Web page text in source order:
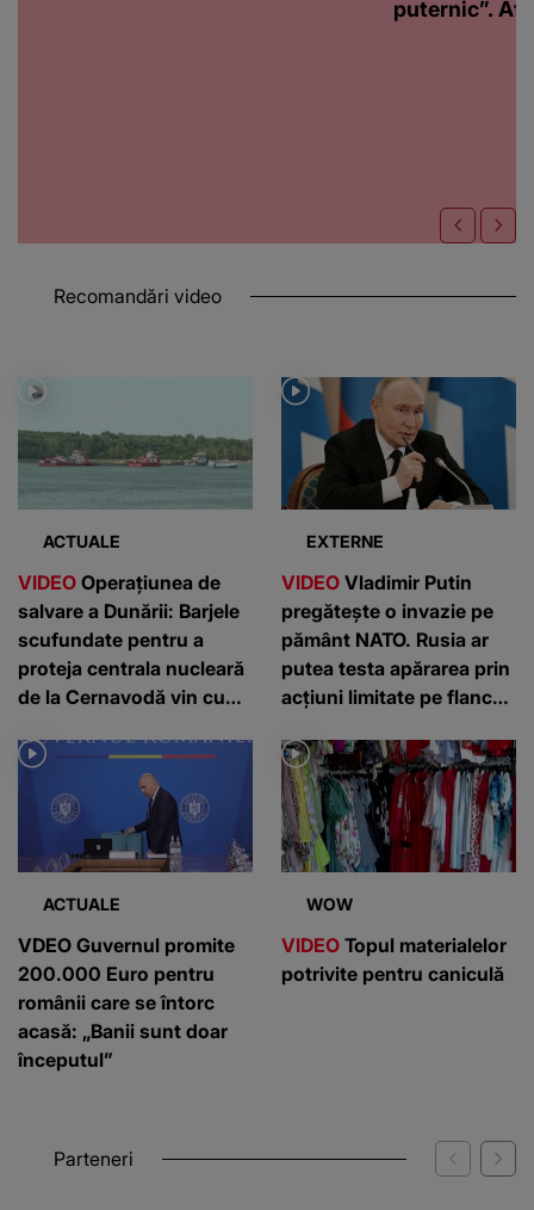
puternic”.
Recomandări video
ACTUALE
VIDEO Operațiunea de
salvare a Dunării: Barjele
scufundate pentru a
proteja centrala nucleară
de la Cernavodă vin cu
climatologi
EXTERNE
VIDEO Vladimir Putin
pregătește o invazie pe
pământ NATO. Rusia ar
putea testa apărarea prin
acțiuni limitate pe flancul
serviciile americane de
informații
ACTUALE
VDEO Guvernul promite
200.000 Euro pentru
românii care se întorc
acasă: „Banii sunt doar
începutul”
WOW
VIDEO Topul materialelor
potrivite pentru caniculă
Parteneri